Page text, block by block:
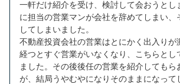
一軒だけ紹介を受け、検討して会おうとし
に担当の営業マンが会社を辞めてしまい、
してしまいました。
不動産投資会社の営業はとにかく出入りが
経つとすぐ営業がいなくなり、こちらとし
ました。その後後任の営業を紹介してもら
が、結局うやむやになりそのままになって